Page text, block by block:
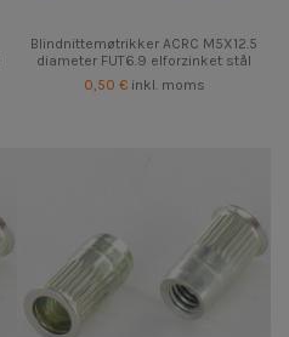
Blindnittemøtrikker ACRC M5X12.5
diameter FUT6.9 elforzinket stål
0,50 € inkl. moms